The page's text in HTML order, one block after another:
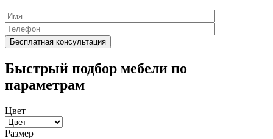
Быстрый подбор мебели по
параметрам
Цвет
Размер